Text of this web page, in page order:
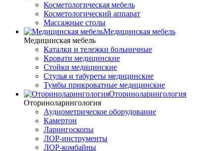
Косметологическая мебель
Косметологический аппарат
Массажные столы
Медицинская мебель
Медицинская мебель
Каталки и тележки больничные
Кровати медицинские
Стойки медицинские
Стулья и табуреты медицинские
Тумбы прикроватные медицинские
Оториноларингология
Оториноларингология
Аудиометрическое оборудование
Камертон
Ларингоскопы
ЛОР-инструменты
ЛОР-комбайны